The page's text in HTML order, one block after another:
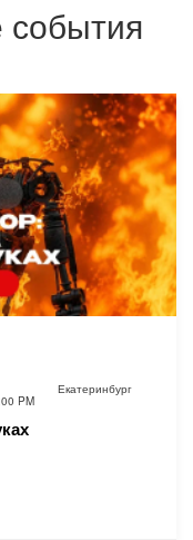
PM
Екатеринбург